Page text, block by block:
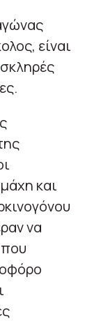
είναι
και
να